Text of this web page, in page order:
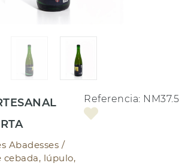
Abadesses /
lúpulo,
Referencia: NM37.5